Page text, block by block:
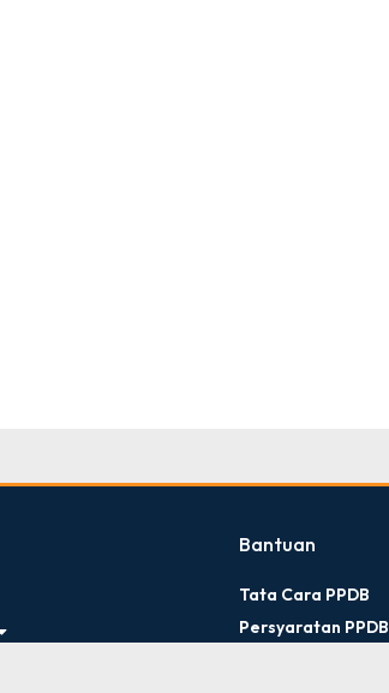
Bantuan
Tata Cara PPDB
Persyaratan PPDB